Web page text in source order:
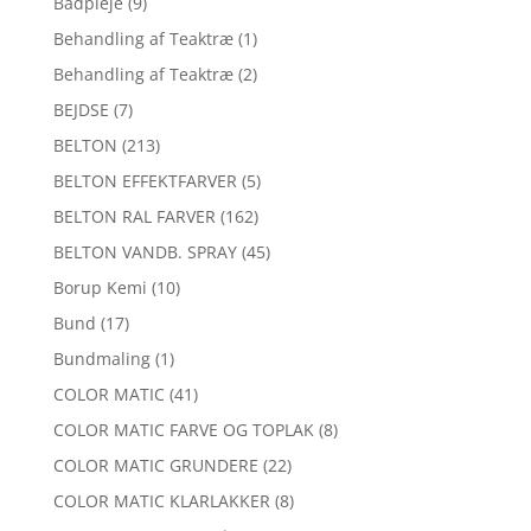
Behandling af Teaktræ (1)
Behandling af Teaktræ (2)
BEJDSE (7)
BELTON (213)
BELTON EFFEKTFARVER (5)
BELTON RAL FARVER (162)
BELTON VANDB. SPRAY (45)
Borup Kemi (10)
Bund (17)
Bundmaling (1)
COLOR MATIC (41)
COLOR MATIC FARVE OG TOPLAK (8)
COLOR MATIC GRUNDERE (22)
COLOR MATIC KLARLAKKER (8)